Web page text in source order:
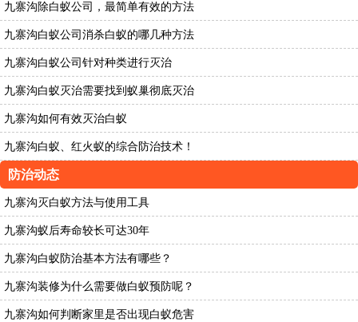
九寨沟除白蚁公司，最简单有效的方法
九寨沟白蚁公司消杀白蚁的哪几种方法
九寨沟白蚁公司针对种类进行灭治
九寨沟白蚁灭治需要找到蚁巢彻底灭治
九寨沟如何有效灭治白蚁
九寨沟白蚁、红火蚁的综合防治技术！
防治动态
九寨沟灭白蚁方法与使用工具
九寨沟蚁后寿命较长可达30年
九寨沟白蚁防治基本方法有哪些？
九寨沟装修为什么需要做白蚁预防呢？
九寨沟如何判断家里是否出现白蚁危害